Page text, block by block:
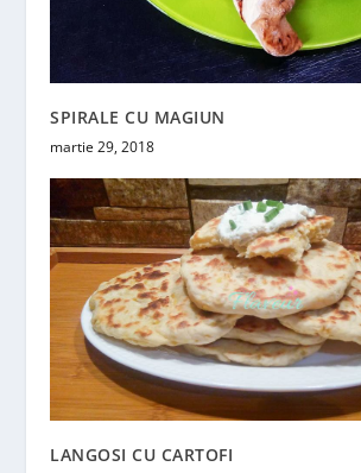
SPIRALE CU MAGIUN
martie 29, 2018
LANGOSI CU CARTOFI